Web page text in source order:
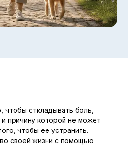
чтобы откладывать боль,
причину которой не может
чтобы ее устранить.
своей жизни с помощью